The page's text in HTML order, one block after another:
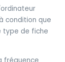
condition que
type de fiche